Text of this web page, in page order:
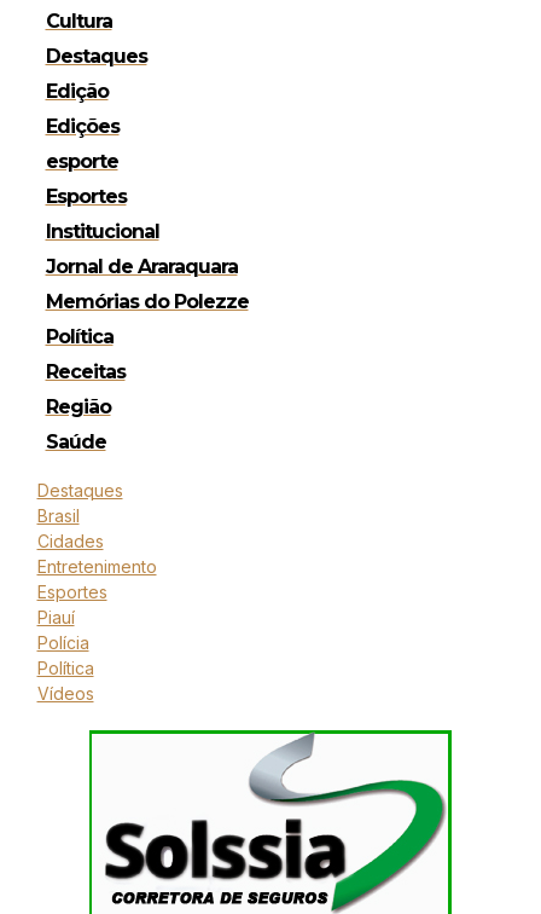
Cultura
Destaques
Edição
Edições
esporte
Esportes
Institucional
Jornal de Araraquara
Memórias do Polezze
Política
Receitas
Região
Saúde
Destaques
Brasil
Cidades
Entretenimento
Esportes
Piauí
Polícia
Política
Vídeos